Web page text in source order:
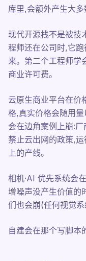
库里,会额外产生大多
现代开源栈不是被技
程师还在公司时,它
来。第二个工程师学
商业许可费。
云原生商业平台在价
格,真实价格会随用
会在边角案例上崩:
禁止云出网的政策,
上的产线。
相机·AI 优先系统会
增噪声没产生价值的
们也会崩(任何视觉系
自建会在那个写脚本